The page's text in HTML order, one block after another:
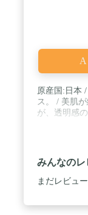
原産国:日本
ス。 / 美肌
が、透明感
みんなのレ
まだレビュ